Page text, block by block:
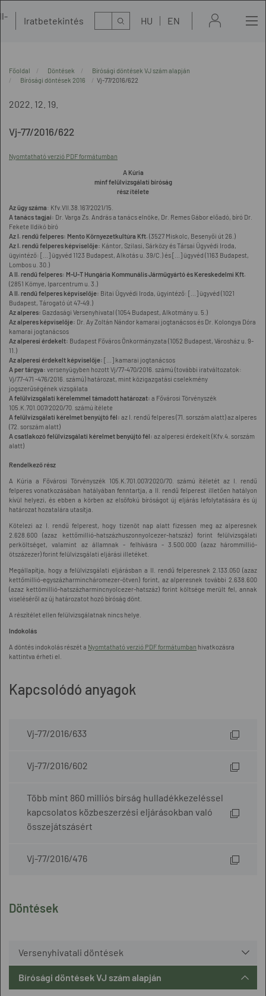
Iratbetekintés Kereső HU EN
Döntések
Versenyhivatali döntések
Bírósági döntések VJ szám alapján
Főoldal Döntések
Bírósági döntések VJ szám alapján
Bírósági döntések 2016
Vj-77/2016/622
2022. 12. 19.
Vj-77/2016/622
Nyomtatható verzió PDF formátumban
A Kúria
minf felülvizsgálati bíróság
rész ítélete
Az ügy száma: Kfv.VII.38.167/2021/15.
A tanács tagjai: Dr. Varga Zs. András a tanács elnöke, Dr. Remes Gábor előadó, bíró Dr.
Fekete Ildikó bíró
Az I. rendű felperes: Mento Környezetkultúra Kft. (3527 Miskolc, Besenyői út 26.)
Az I. rendű felperes képviselője: Kántor, Szilasi, Sárközy és Társai Ügyvédi Iroda,
ügyintéző: [...] ügyvéd 1123 Budapest, Alkotás u. 39/C.) és [...] ügyvéd (1163 Budapest,
Lombos u. 30.)
A II. rendű felperes: M-U-T Hungária Kommunális Járműgyártó és Kereskedelmi Kft.
(2851 Kömye, Iparcentrum u. 3.)
A II. rendű felperes képviselője: Bitai Ügyvédi Iroda, ügyintéző: [...] ügyvéd (1021
Budapest, Tárogató út 47-49.)
Az alperes: Gazdasági Versenyhivatal (1054 Budapest, Alkotmány u. 5.)
Az alperes képviselője: Dr. Ay Zoltán Nándor kamarai jogtanácsos és Dr. Kolongya Dóra
kamarai jogtanácsos
Az alperesi érdekelt: Budapest Főváros Önkormányzata (1052 Budapest, Városház u. 9-
11.)
Az alperesi érdekelt képviselője: [...] kamarai jogtanácsos
A per tárgya: versenyügyben hozott Vj/77-470/2016. számú (további iratváltozatok:
Vj/77-471 -476/2016. számú) határozat, mint közigazgatási cselekmény
jogszerűségének vizsgálata
A felülvizsgálati kérelemmel támadott határozat: a Fővárosi Törvényszék
105.K.701.007/2020/70. számú ítélete
A felülvizsgálati kérelmet benyújtó fél: az I. rendű felperes (71. sorszám alatt) az alperes
(72. sorszám alatt)
A csatlakozó felülvizsgálati kérelmet benyújtó fél: az alperesi érdekelt (Kfv.4. sorszám
alatt)
Rendelkező rész
A Kúria a Fővárosi Törvényszék 105.K.701.007/2020/70. számú ítéletét az I. rendű
felperes vonatkozásában hatályában fenntartja, a II. rendű felperest illetően hatályon
kívül helyezi, és ebben a körben az elsőfokú bíróságot új eljárás lefolytatására és új
határozat hozatalára utasítja.
Kötelezi az I. rendű felperest, hogy tizenöt nap alatt fizessen meg az alperesnek
2.628.600 (azaz kettőmillió-hatszázhuszonnyolcezer-hatszáz) forint felülvizsgálati
perköltséget, valamint az államnak - felhívásra - 3.500.000 (azaz hárommillió-
ötszázezer) forint felülvizsgálati eljárási illetéket.
Megállapítja, hogy a felülvizsgálati eljárásban a II. rendű felperesnek 2.133.050 (azaz
kettőmillió-egyszázharmincháromezer-ötven) forint, az alperesnek további 2.638.600
(azaz kettömillió-hatszázharmincnyolcezer-hatszáz) forint költsége merült fel, annak
viseléséről az új határozatot hozó bíróság dönt.
A részítélet ellen felülvizsgálatnak nincs helye.
Indokolás
A döntés indokolás részét a Nyomtatható verzió PDF formátumban hivatkozásra
kattintva érheti el.
Kapcsolódó anyagok
Vj-77/2016/633
Vj-77/2016/602
Több mint 860 milliós bírság hulladékkezeléssel
kapcsolatos közbeszerzési eljárásokban való
összejátszásért
Vj-77/2016/476